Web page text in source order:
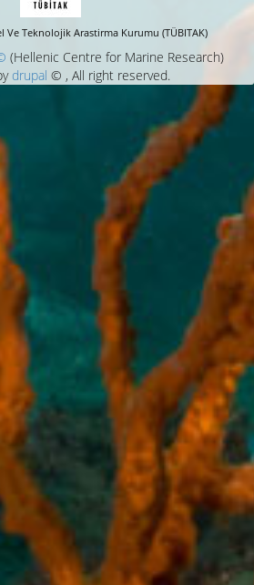
Ve Teknolojik Arastirma Kurumu (TÜBITAK)
(Hellenic Centre for Marine Research)
drupal © , All right reserved.